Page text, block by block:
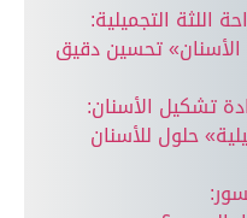
اللثة التجميلية:
الأسنان» تحسين دقيق
تشكيل الأسنان:
حلول للأسنان